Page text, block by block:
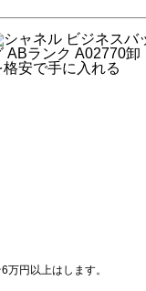
円以上はします。